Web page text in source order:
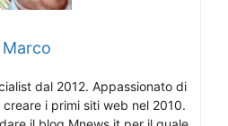
Marco
dal 2012. Appassionato di
i primi siti web nel 2010.